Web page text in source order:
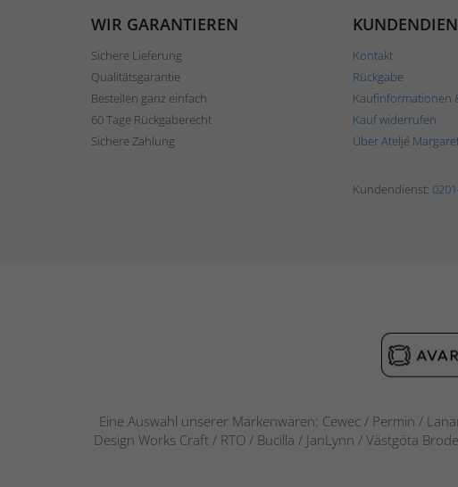
WIR GARANTIEREN
Sichere Lieferung
Qualitätsgarantie
Bestellen ganz einfach
60 Tage Rückgaberecht
Sichere Zahlung
Kontakt
Rückgabe
Kaufinformationen
Kauf widerrufen
Über Ateljé
Kundendienst:
Eine Auswahl unserer Markenwaren: Cewec / Permin /
Design Works Craft / RTO / Bucilla / JanLynn / Västgöta